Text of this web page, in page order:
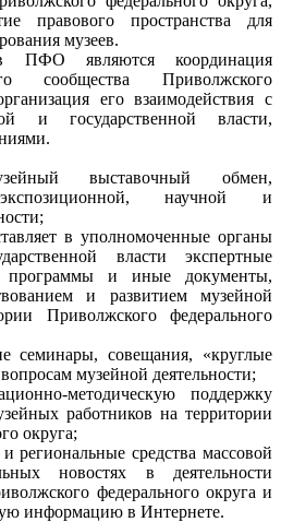
правового пространства для
музеев.
ПФО являются координация
сообщества Приволжского
его взаимодействия с
и государственной власти,
выставочный обмен,
научной и
в уполномоченные органы
власти экспертные
программы и иные документы,
и развитием музейной
Приволжского федерального
семинары, совещания, «круглые
музейной деятельности;
методическую поддержку
работников на территории
округа;
региональные средства массовой
новостях в деятельности
федерального округа и
информацию в Интернете.